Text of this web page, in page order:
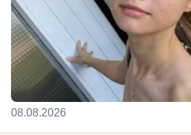
08.08.2026